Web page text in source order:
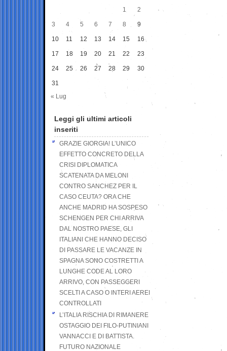
1
2
3 4 5 6 7 8 9
10 11 12 13 14 15 16
17 18 19 20 21 22 23
24 25 26 27 28 29 30
31
« Lug
Leggi gli ultimi articoli
inseriti
GRAZIE GIORGIA! L’UNICO
EFFETTO CONCRETO DELLA
CRISI DIPLOMATICA
SCATENATA DA MELONI
CONTRO SANCHEZ PER IL
CASO CEUTA? ORA CHE
ANCHE MADRID HA SOSPESO
SCHENGEN PER CHI ARRIVA
DAL NOSTRO PAESE, GLI
ITALIANI CHE HANNO DECISO
DI PASSARE LE VACANZE IN
SPAGNA SONO COSTRETTI A
LUNGHE CODE AL LORO
ARRIVO, CON PASSEGGERI
SCELTI A CASO O INTERI AEREI
CONTROLLATI
L’ITALIA RISCHIA DI RIMANERE
OSTAGGIO DEI FILO-PUTINIANI
VANNACCI E DI BATTISTA.
FUTURO NAZIONALE